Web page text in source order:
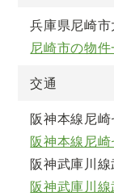
兵庫県尼崎
尼崎市の物
交通
阪神本線尼
阪神本線尼
阪神武庫川
阪神武庫川